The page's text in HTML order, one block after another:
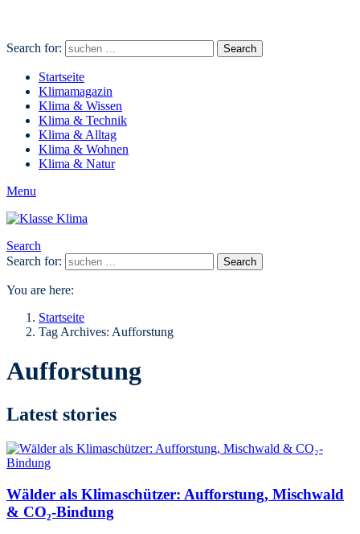
Search for: Search
Startseite
Klimamagazin
Klima & Wissen
Klima & Technik
Klima & Alltag
Klima & Wohnen
Klima & Natur
Menu
Search
Search for:
Search
You are here:
Startseite
Tag Archives: Aufforstung
Aufforstung
Latest stories
Wälder als Klimaschützer: Aufforstung, Mischwald
& CO₂-Bindung